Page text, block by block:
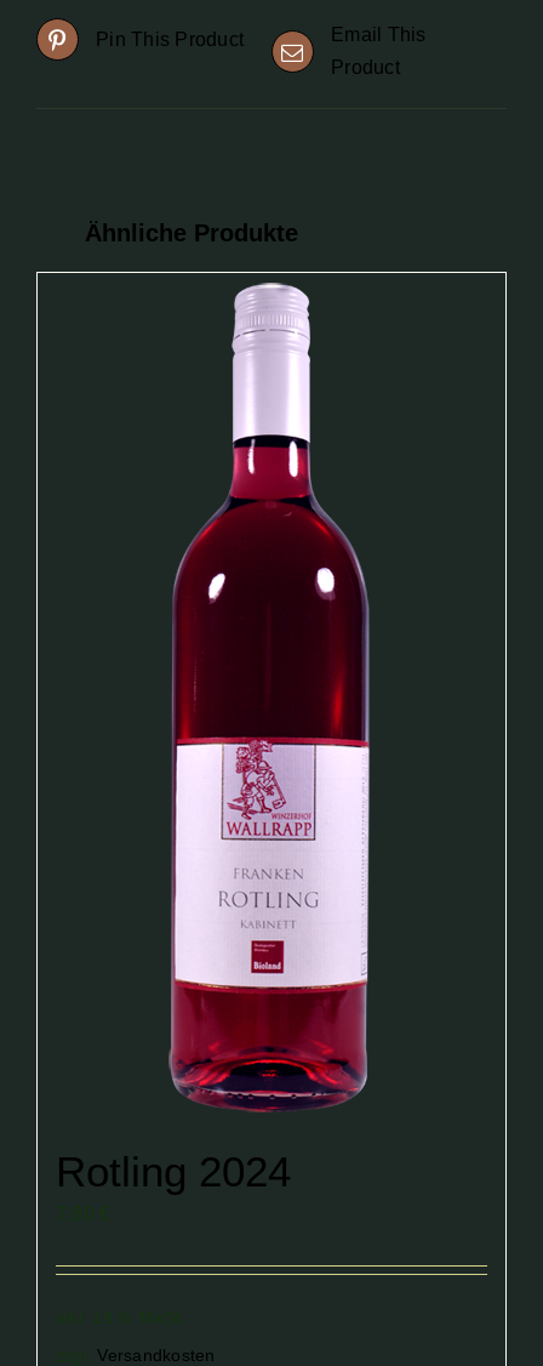
Pin This Product
Email This
Product
Ähnliche Produkte
Rotling 2024
7,80 €
inkl. 19 % MwSt.
zzgl.Versandkosten